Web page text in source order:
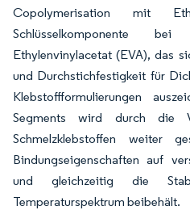
Copolymerisation mit
Schlüsselkomponente
Ethylenvinylacetat (EVA), das
und Durchstichfestigkeit für
Klebstoffformulierungen
Segments wird durch die
Schmelzklebstoffen weiter
Bindungseigenschaften auf
und gleichzeitig die
Temperaturspektrum beibehält.